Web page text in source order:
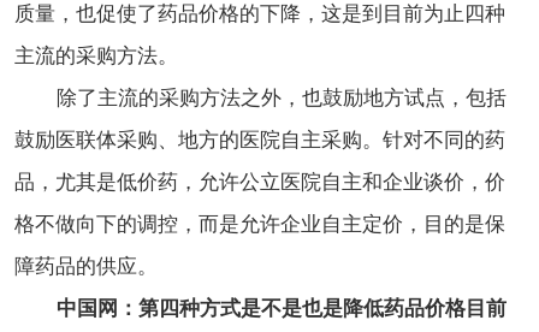
质量，也促使了药品价格的下降，这是到目前为止四种
主流的采购方法。
除了主流的采购方法之外，也鼓励地方试点，包括
鼓励医联体采购、地方的医院自主采购。针对不同的药
品，尤其是低价药，允许公立医院自主和企业谈价，价
格不做向下的调控，而是允许企业自主定价，目的是保
障药品的供应。
中国网：第四种方式是不是也是降低药品价格目前